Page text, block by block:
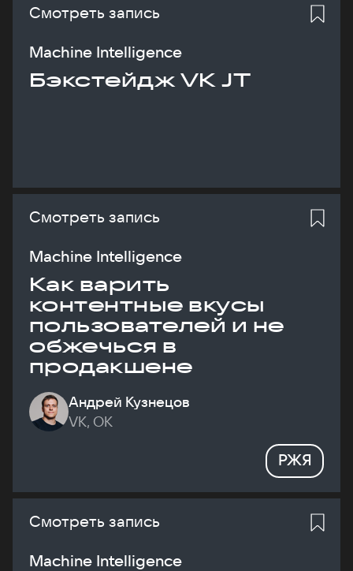
Смотреть запись
Machine Intelligence
Бэкстейдж VK JT
Смотреть запись
Machine Intelligence
Как варить
контентные вкусы
пользователей и не
обжечься в
продакшене
Андрей Кузнецов
VK, ОК
РЖЯ
Смотреть запись
Machine Intelligence